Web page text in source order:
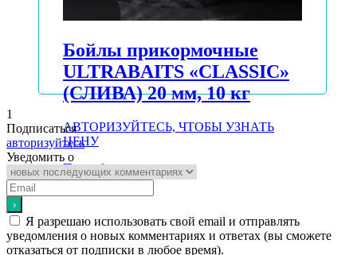
Бойлы прикормочные
ULTRABAITS «CLASSIC»
(СЛИВА) 20 мм, 10 кг
АВТОРИЗУЙТЕСЬ, ЧТОБЫ УЗНАТЬ
ЦЕНУ
Подробнее
1
Подписаться
авторизуйтесь
Уведомить о
Я разрешаю использовать свой email и отправлять
уведомления о новых комментариях и ответах (вы cможете
отказаться от подписки в любое время).